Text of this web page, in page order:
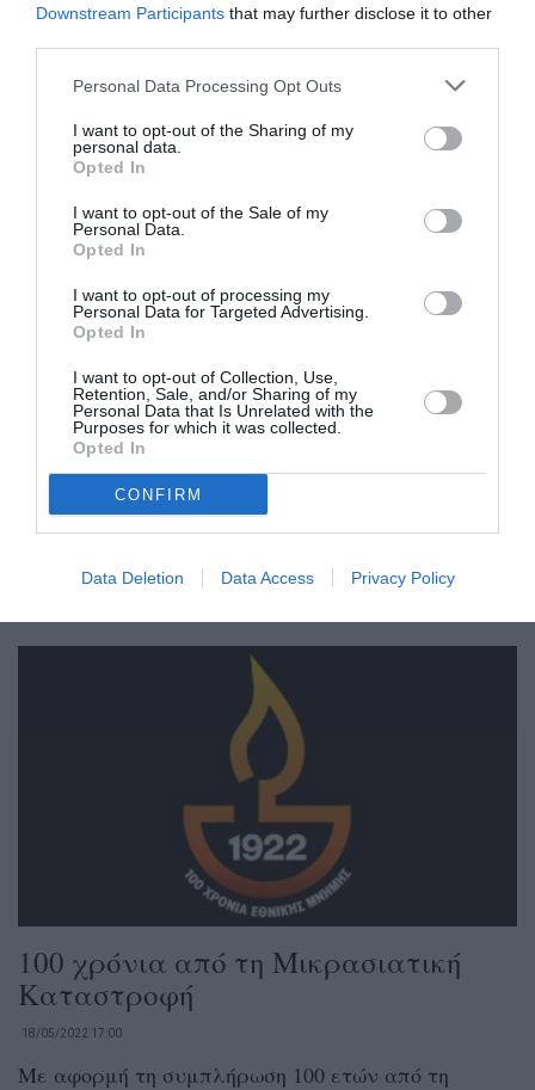
Downstream Participants that may further disclose it to other
Personal Data Processing Opt Outs
I want to opt-out of the Sharing of my
personal data.
Opted In
I want to opt-out of the Sale of my
Personal Data.
Opted In
I want to opt-out of processing my
Personal Data for Targeted Advertising.
Opted In
I want to opt-out of Collection, Use,
Retention, Sale, and/or Sharing of my
Personal Data that Is Unrelated with the
Purposes for which it was collected.
Opted In
CONFIRM
Data Deletion Data Access Privacy Policy
Έναρξη εκδηλώσεων για τα 100
χρόνια από τη Μικρασιατική
Καταστροφή
27/05/2022 14:48
Με την έπαρση της επετειακής σημαίας γα τα 100
έτος Μνήμης...
100 χρόνια από τη Μικρασιατική
Καταστροφή
18/05/2022 17:00
Με αφορμή τη συμπλήρωση 100 ετών από τη